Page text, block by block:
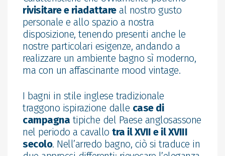
rivisitare e riadattareal nostro gusto
personale e allo spazio a nostra
disposizione, tenendo presenti anche le
nostre particolari esigenze, andando a
realizzare un ambiente bagno sì moderno,
ma con un affascinante mood vintage.
I bagni in stile inglese tradizionale
traggono ispirazione dalle case di
campagna tipiche del Paese anglosassone
nel periodo a cavallo tra il XVII e il XVIII
secolo. Nell’arredo bagno, ciò si traduce in